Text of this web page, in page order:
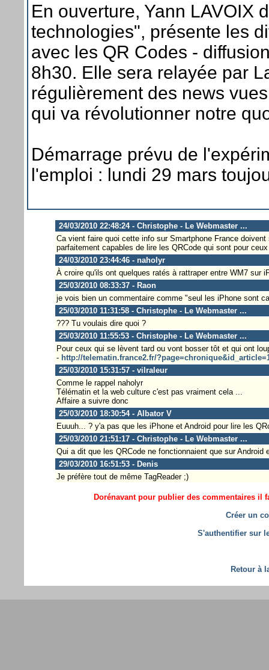
En ouverture, Yann LAVOIX
technologies", présente les
avec les QR Codes -
8h30. Elle sera relayée par
régulièrement des news
qui va révolutionner notre
Démarrage prévu de
l'emploi : lundi 29 mars
24/03/2010 22:48:24 - Christophe - Le Webmaster ...
Ca vient faire quoi cette info sur Smartphone France
parfaitement capables de lire les QRCode qui sont pour
24/03/2010 23:44:46 - naholyr
À croire qu'ils ont quelques ratés à rattraper entre WM7 sur
25/03/2010 08:33:37 - Raon
je vois bien un commentaire comme "seul les iPhone sont
25/03/2010 11:31:58 - Christophe - Le Webmaster ...
??? Tu voulais dire quoi ?
25/03/2010 11:55:53 - Christophe - Le Webmaster ...
Pour ceux qui se lèvent tard ou vont bosser tôt et qui ont
- http://telematin.france2.fr/
25/03/2010 15:31:57 - vilraleur
Comme le rappel naholyr
Télématin et la web culture c'est pas vraiment cela ...
Affaire a suivre donc
25/03/2010 18:30:54 - Albator V
Euuuh... ? y'a pas que les iPhone et Android pour lire les
25/03/2010 21:51:17 - Christophe - Le Webmaster ...
Qui a dit que les QRCode ne fonctionnaient que sur Android
29/03/2010 16:51:53 - Denis
Je préfère tout de même TagReader ;)
Dorénavant pour publier des commentaires il
Créer un
S'authentifier sur
Retour à